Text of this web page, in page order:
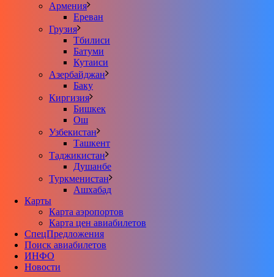
Армения
Ереван
Грузия
Тбилиси
Батуми
Кутаиси
Азербайджан
Баку
Киргизия
Бишкек
Ош
Узбекистан
Ташкент
Таджикистан
Душанбе
Туркменистан
Ашхабад
Карты
Карта аэропортов
Карта цен авиабилетов
CпецПредложения
Поиск авиабилетов
ИНФО
Новости